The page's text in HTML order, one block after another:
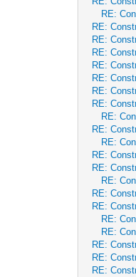
RE:
RE:
RE:
RE:
RE:
RE:
RE:
RE:
RE:
RE:
RE:
RE:
RE:
RE:
RE:
RE:
RE:
RE:
RE:
RE:
RE: